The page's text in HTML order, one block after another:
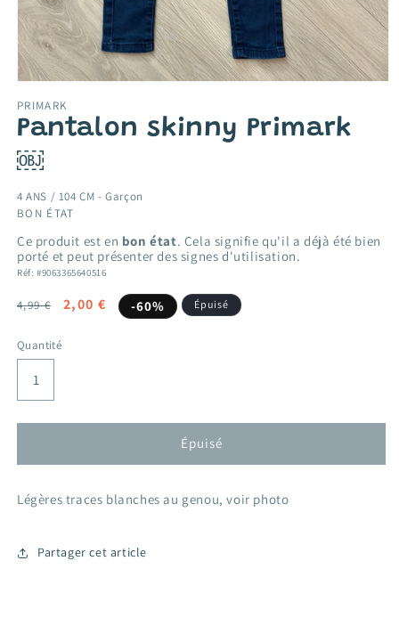
le
média
1
dans
une
fenêtre
PRIMARK
Pantalon skinny Primark
￼
4 ANS / 104 CM -Garçon
BON ÉTAT
Ce produit est en bon état. Cela signifie qu'il a déjà été bien
porté et peut présenter des signes d'utilisation.
Réf: #9063365640516
Prix
4,99 €
Prix
2,00 € -60% Épuisé
Quantité
Épuisé
Légères traces blanches au genou, voir photo
Partager cet article